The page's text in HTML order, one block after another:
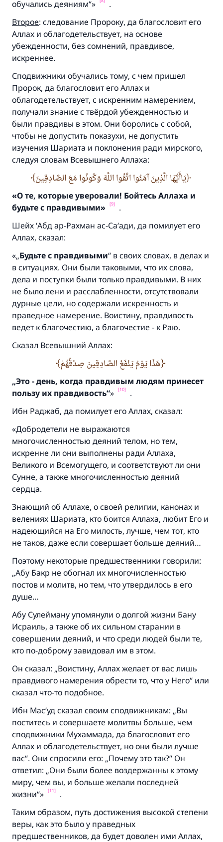
обучались деяниям“»
.
Второе: следование Пророку, да благословит его
Аллах и облагодетельствует, на основе
убежденности, без сомнений, правдивое,
искреннее.
Сподвижники обучались тому, с чем пришел
Пророк, да благословит его Аллах и
облагодетельствует, с искренним намерением,
получали знание с твёрдой убежденностью и
были правдивы в этом. Они боролись с собой,
чтобы не допустить показухи, не допустить
изучения Шариата и поклонения ради мирского,
следуя словам Всевышнего Аллаха:
يَاأَيُّهَا الَّذِينَ آمَنُوا اتَّقُوا اللَّهَ وَكُونُوا مَعَ الصَّادِقِينَ
«О те, которые уверовали! Бойтесь Аллаха и
будьте с правдивыми»
[9]
.
Шейх ‘Абд ар-Рахман ас-Са‘ади, да помилует его
Аллах, сказал:
«„Будьте с правдивыми“ в своих словах, в делах и
в ситуациях. Они были таковыми, что их слова,
дела и поступки были только правдивыми. В них
не было лени и расслабленности, отсутствовали
дурные цели, но содержали искренность и
праведное намерение. Воистину, правдивость
ведет к благочестию, а благочестие - к Раю.
Сказал Всевышний Аллах:
هَذَا يَوْمُ يَنْفَعُ الصَّادِقِينَ صِدْقُهُمْ
„Это - день, когда правдивым людям принесет
пользу их правдивость“» [10]
.
Ибн Раджаб, да помилует его Аллах, сказал:
«Добродетели не выражаются
многочисленностью деяний телом, но тем,
искренне ли они выполнены ради Аллаха,
Великого и Всемогущего, и соответствуют ли они
Сунне, а также многочисленностью деяний
сердца.
Знающий об Аллахе, о своей религии, канонах и
велениях Шариата, кто боится Аллаха, любит Его и
надеющийся на Его милость, лучше, чем тот, кто
не таков, даже если совершает больше деяний…
Поэтому некоторые предшественники говорили:
„Абу Бакр не обогнал их многочисленностью
постов и молитв, но тем, что утвердилось в его
душе…
Абу Сулейману упомянули о долгой жизни Бану
Исраиль, а также об их сильном старании в
совершении деяний, и что среди людей были те,
кто по-доброму завидовал им в этом.
Он сказал: „Воистину, Аллах желает от вас лишь
правдивого намерения обрести то, что у Него“ или
сказал что-то подобное.
Ибн Мас‘уд сказал своим сподвижникам: „Вы
поститесь и совершаете молитвы больше, чем
сподвижники Мухаммада, да благословит его
Аллах и облагодетельствует, но они были лучше
вас“. Они спросили его: „Почему это так?“ Он
ответил: „Они были более воздержанны к этому
миру, чем вы, и больше желали последней
жизни“»
[11]
.
Таким образом, путь достижения высокой степени
веры, как это было у праведных
предшественников, да будет доволен ими Аллах,
Ответ № 110845 помог сохранить
брак.
Помогите нам предоставить ответы Умме
Посланник Аллаха, мир ему и
благословение, сказал:
«Указавшему на благое (полагается) такая
же награда как и совершившему его»
(МУСЛИМ, № 1893).
Участвуйте сейчас!